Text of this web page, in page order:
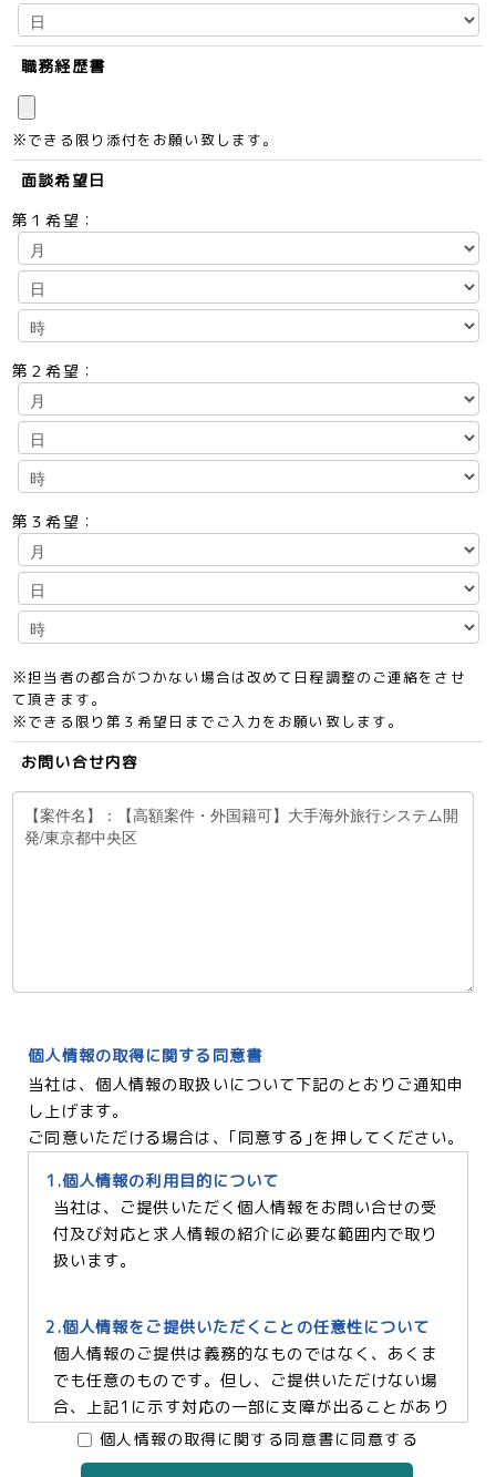
職務経歴書
※できる限り添付をお願い致します。
面談希望日
第１希望：
第２希望：
第３希望：
※担当者の都合がつかない場合は改めて日程調整のご連絡をさせ
て頂きます。
※できる限り第３希望日までご入力をお願い致します。
お問い合せ内容
個人情報の取得に関する同意書
当社は、個人情報の取扱いについて下記のとおりご通知申
し上げます。
ご同意いただける場合は、｢同意する｣を押してください。
1.個人情報の利用目的について
当社は、ご提供いただく個人情報をお問い合せの受
付及び対応と求人情報の紹介に必要な範囲内で取り
扱います。
2.個人情報をご提供いただくことの任意性について
個人情報のご提供は義務的なものではなく、あくま
でも任意のものです。但し、ご提供いただけない場
合、上記1に示す対応の一部に支障が出ることがあり
ますので、予めご了承ください。
個人情報の取得に関する同意書に同意する